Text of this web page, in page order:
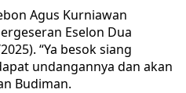
Agus Kurniawan
Eselon Dua
“Ya besok siang
undangannya dan akan
Budiman.